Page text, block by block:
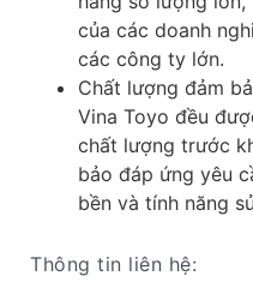
của các doanh
các công ty lớn.
Chất lượng đảm
Vina Toyo đều
chất lượng trước
bảo đáp ứng yêu
bền và tính năng
Thông tin liên hệ: